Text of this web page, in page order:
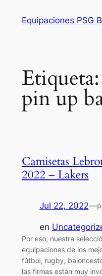
Equipaciones PSG
Etiqueta:
pin up
Camisetas
2022 – Lakers
Jul 22, 2022—
en
Por eso, nuestra
equipaciones de los
fútbol, rugby,
las firmas están muy